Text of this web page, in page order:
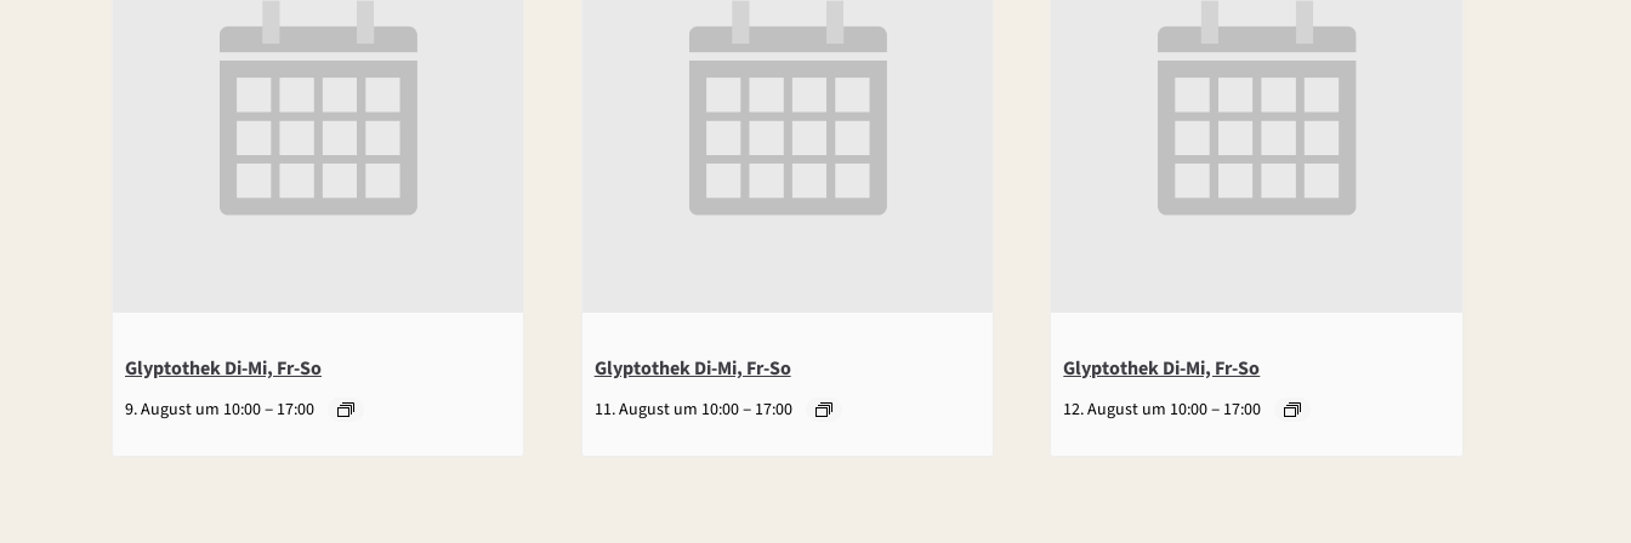
Glyptothek Di-Mi, Fr-So
9. August um 10:00– 17:00
Glyptothek Di-Mi, Fr-So
11. August um 10:00– 17:00
Glyptothek Di-Mi, Fr-So
12. August um 10:00– 17:00